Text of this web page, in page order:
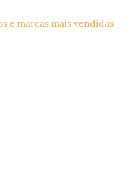
e marcas mais vendidas